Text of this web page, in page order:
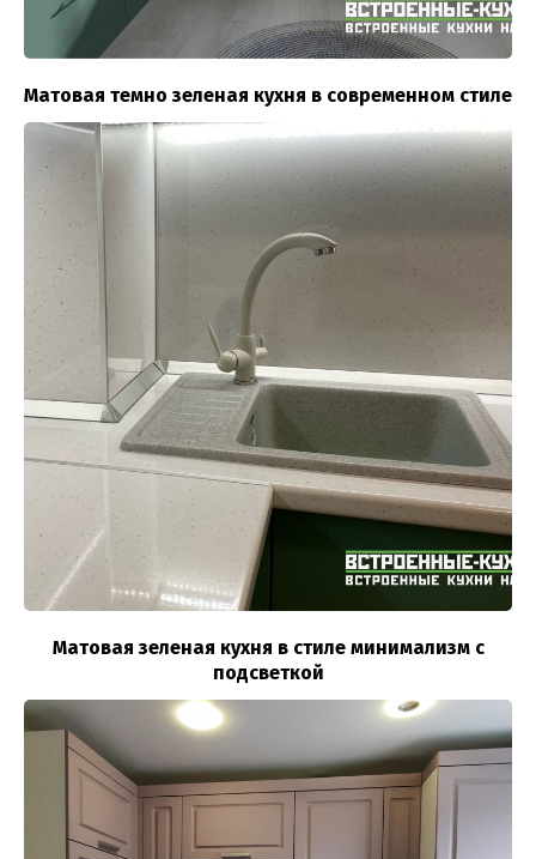
Матовая темно зеленая кухня в современном стиле
Матовая зеленая кухня в стиле минимализм с
подсветкой